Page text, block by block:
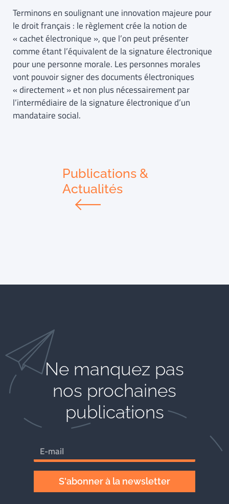
Terminons en soulignant une innovation majeure pour
le droit français : le règlement crée la notion de
« cachet électronique », que l’on peut présenter
comme étant l’équivalent de la signature électronique
pour une personne morale. Les personnes morales
vont pouvoir signer des documents électroniques
« directement » et non plus nécessairement par
l’intermédiaire de la signature électronique d’un
mandataire social.
Publications &
Actualités
Ne manquez pas
nos prochaines
publications
S'abonner à la newsletter